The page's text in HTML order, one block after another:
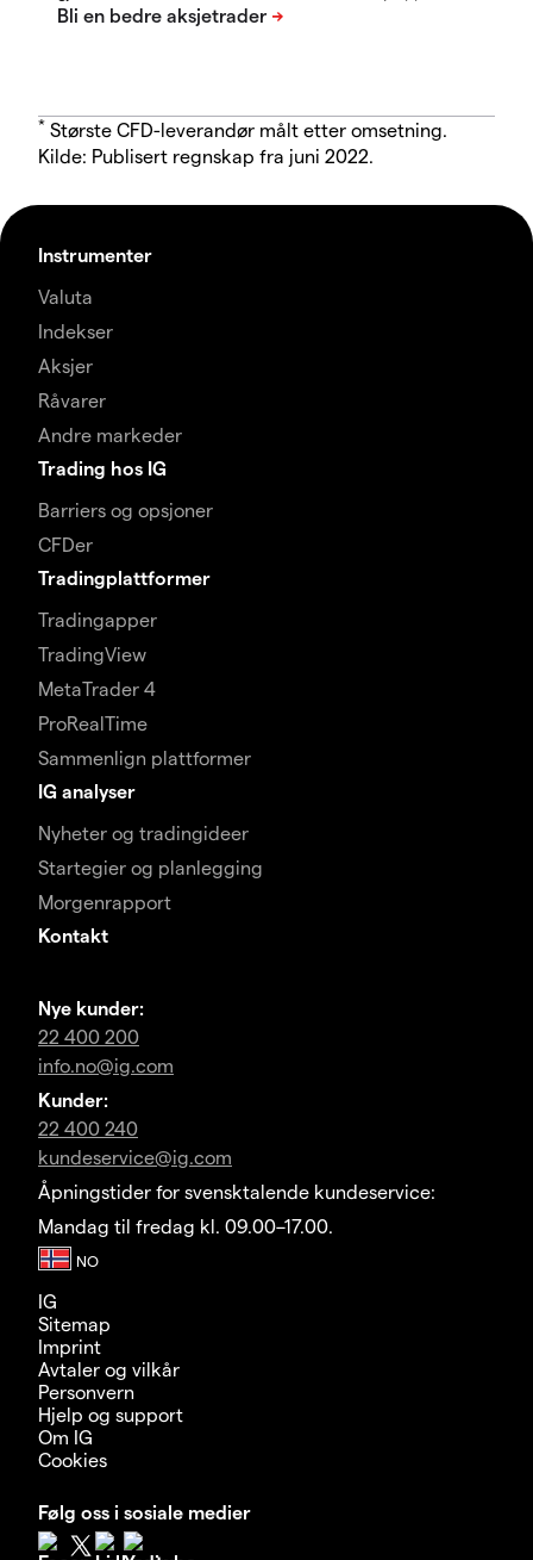
* Største CFD-leverandør målt etter omsetning.
Kilde: Publisert regnskap fra juni 2022.
Instrumenter
Valuta
Indekser
Aksjer
Råvarer
Andre markeder
Trading hos IG
Barriers og opsjoner
CFDer
Tradingplattformer
Tradingapper
TradingView
MetaTrader 4
ProRealTime
Sammenlign plattformer
IG analyser
Nyheter og tradingideer
Startegier og planlegging
Morgenrapport
Kontakt
Nye kunder:
22 400 200
info.no@ig.com
Kunder:
22 400 240
kundeservice@ig.com
Åpningstider for svensktalende kundeservice:
Mandag til fredag kl. 09.00–17.00.
IG
Sitemap
Imprint
Avtaler og vilkår
Personvern
Hjelp og support
Om IG
Cookies
Følg oss i sosiale medier